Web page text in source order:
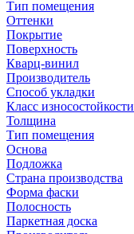
Тип помещения
Оттенки
Покрытие
Поверхность
Кварц-винил
Производитель
Способ укладки
Класс износостойкости
Толщина
Тип помещения
Основа
Подложка
Страна производства
Форма фаски
Полосность
Паркетная доска